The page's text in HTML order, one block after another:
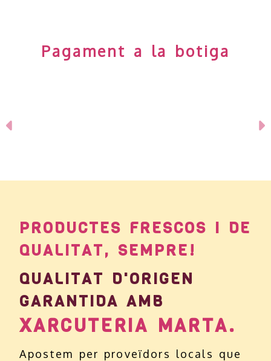
Pagament a la botiga
PRODUCTES FRESCOS I DE
QUALITAT, SEMPRE!
QUALITAT D'ORIGEN
GARANTIDA AMB
XARCUTERIA MARTA.
Apostem per proveïdors locals que